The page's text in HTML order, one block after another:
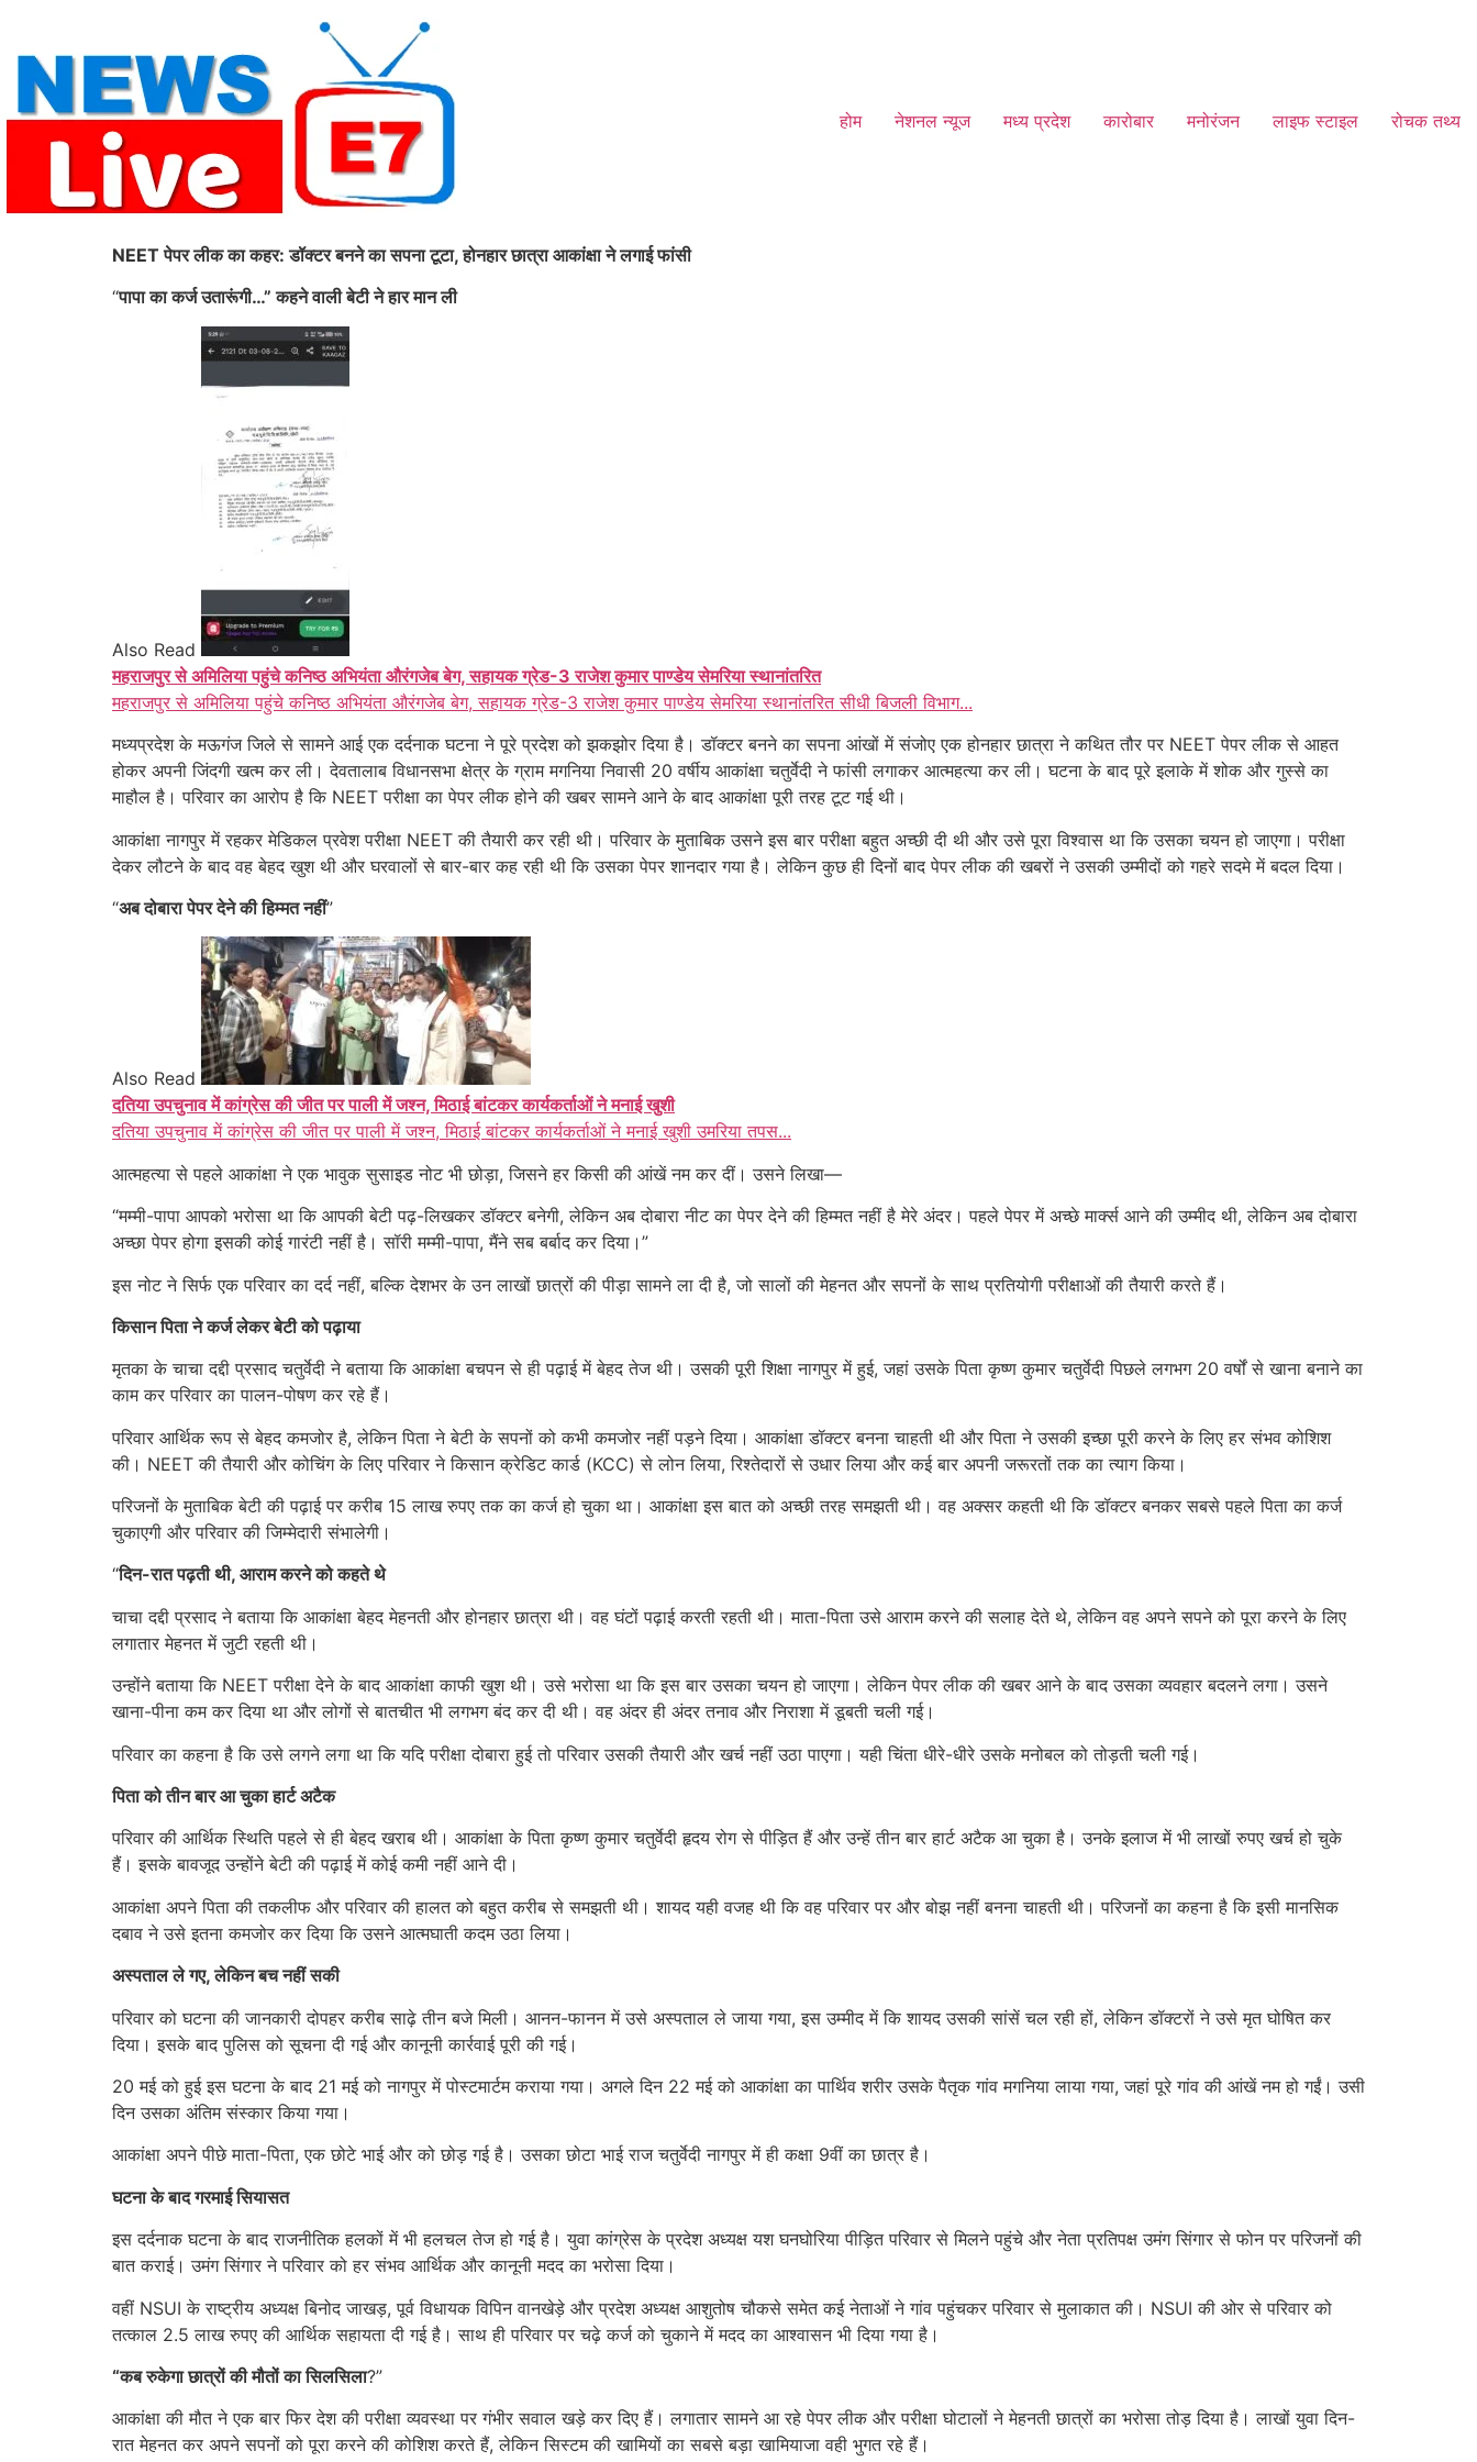
content
होम नेशनल न्यूज मध्य प्रदेश कारोबार मनोरंजन लाइफ स्टाइल रोचक तथ्य
NEET पेपर लीक का कहर: डॉक्टर बनने का सपना टूटा, होनहार छात्रा आकांक्षा ने लगाई फांसी
“पापा का कर्ज उतारूंगी…” कहने वाली बेटी ने हार मान ली
Also Read
महराजपुर से अमिलिया पहुंचे कनिष्ठ अभियंता औरंगजेब बेग, सहायक ग्रेड-3 राजेश कुमार पाण्डेय सेमरिया स्थानांतरित
महराजपुर से अमिलिया पहुंचे कनिष्ठ अभियंता औरंगजेब बेग, सहायक ग्रेड-3 राजेश कुमार पाण्डेय सेमरिया स्थानांतरित सीधी बिजली विभाग...
मध्यप्रदेश के मऊगंज जिले से सामने आई एक दर्दनाक घटना ने पूरे प्रदेश को झकझोर दिया है। डॉक्टर बनने का सपना आंखों में संजोए एक होनहार छात्रा ने कथित तौर पर NEET पेपर लीक से आहत
होकर अपनी जिंदगी खत्म कर ली। देवतालाब विधानसभा क्षेत्र के ग्राम मगनिया निवासी 20 वर्षीय आकांक्षा चतुर्वेदी ने फांसी लगाकर आत्महत्या कर ली। घटना के बाद पूरे इलाके में शोक और गुस्से का
माहौल है। परिवार का आरोप है कि NEET परीक्षा का पेपर लीक होने की खबर सामने आने के बाद आकांक्षा पूरी तरह टूट गई थी।
आकांक्षा नागपुर में रहकर मेडिकल प्रवेश परीक्षा NEET की तैयारी कर रही थी। परिवार के मुताबिक उसने इस बार परीक्षा बहुत अच्छी दी थी और उसे पूरा विश्वास था कि उसका चयन हो जाएगा। परीक्षा
देकर लौटने के बाद वह बेहद खुश थी और घरवालों से बार-बार कह रही थी कि उसका पेपर शानदार गया है। लेकिन कुछ ही दिनों बाद पेपर लीक की खबरों ने उसकी उम्मीदों को गहरे सदमे में बदल दिया।
“अब दोबारा पेपर देने की हिम्मत नहीं”
Also Read
दतिया उपचुनाव में कांग्रेस की जीत पर पाली में जश्न, मिठाई बांटकर कार्यकर्ताओं ने मनाई खुशी
दतिया उपचुनाव में कांग्रेस की जीत पर पाली में जश्न, मिठाई बांटकर कार्यकर्ताओं ने मनाई खुशी उमरिया तपस...
आत्महत्या से पहले आकांक्षा ने एक भावुक सुसाइड नोट भी छोड़ा, जिसने हर किसी की आंखें नम कर दीं। उसने लिखा—
“मम्मी-पापा आपको भरोसा था कि आपकी बेटी पढ़-लिखकर डॉक्टर बनेगी, लेकिन अब दोबारा नीट का पेपर देने की हिम्मत नहीं है मेरे अंदर। पहले पेपर में अच्छे मार्क्स आने की उम्मीद थी, लेकिन अब दोबारा
अच्छा पेपर होगा इसकी कोई गारंटी नहीं है। सॉरी मम्मी-पापा, मैंने सब बर्बाद कर दिया।”
इस नोट ने सिर्फ एक परिवार का दर्द नहीं, बल्कि देशभर के उन लाखों छात्रों की पीड़ा सामने ला दी है, जो सालों की मेहनत और सपनों के साथ प्रतियोगी परीक्षाओं की तैयारी करते हैं।
किसान पिता ने कर्ज लेकर बेटी को पढ़ाया
मृतका के चाचा दद्दी प्रसाद चतुर्वेदी ने बताया कि आकांक्षा बचपन से ही पढ़ाई में बेहद तेज थी। उसकी पूरी शिक्षा नागपुर में हुई, जहां उसके पिता कृष्ण कुमार चतुर्वेदी पिछले लगभग 20 वर्षों से खाना बनाने का
काम कर परिवार का पालन-पोषण कर रहे हैं।
परिवार आर्थिक रूप से बेहद कमजोर है, लेकिन पिता ने बेटी के सपनों को कभी कमजोर नहीं पड़ने दिया। आकांक्षा डॉक्टर बनना चाहती थी और पिता ने उसकी इच्छा पूरी करने के लिए हर संभव कोशिश
की। NEET की तैयारी और कोचिंग के लिए परिवार ने किसान क्रेडिट कार्ड (KCC) से लोन लिया, रिश्तेदारों से उधार लिया और कई बार अपनी जरूरतों तक का त्याग किया।
परिजनों के मुताबिक बेटी की पढ़ाई पर करीब 15 लाख रुपए तक का कर्ज हो चुका था। आकांक्षा इस बात को अच्छी तरह समझती थी। वह अक्सर कहती थी कि डॉक्टर बनकर सबसे पहले पिता का कर्ज
चुकाएगी और परिवार की जिम्मेदारी संभालेगी।
“दिन-रात पढ़ती थी, आराम करने को कहते थे
चाचा दद्दी प्रसाद ने बताया कि आकांक्षा बेहद मेहनती और होनहार छात्रा थी। वह घंटों पढ़ाई करती रहती थी। माता-पिता उसे आराम करने की सलाह देते थे, लेकिन वह अपने सपने को पूरा करने के लिए
लगातार मेहनत में जुटी रहती थी।
उन्होंने बताया कि NEET परीक्षा देने के बाद आकांक्षा काफी खुश थी। उसे भरोसा था कि इस बार उसका चयन हो जाएगा। लेकिन पेपर लीक की खबर आने के बाद उसका व्यवहार बदलने लगा। उसने
खाना-पीना कम कर दिया था और लोगों से बातचीत भी लगभग बंद कर दी थी। वह अंदर ही अंदर तनाव और निराशा में डूबती चली गई।
परिवार का कहना है कि उसे लगने लगा था कि यदि परीक्षा दोबारा हुई तो परिवार उसकी तैयारी और खर्च नहीं उठा पाएगा। यही चिंता धीरे-धीरे उसके मनोबल को तोड़ती चली गई।
पिता को तीन बार आ चुका हार्ट अटैक
परिवार की आर्थिक स्थिति पहले से ही बेहद खराब थी। आकांक्षा के पिता कृष्ण कुमार चतुर्वेदी हृदय रोग से पीड़ित हैं और उन्हें तीन बार हार्ट अटैक आ चुका है। उनके इलाज में भी लाखों रुपए खर्च हो चुके
हैं। इसके बावजूद उन्होंने बेटी की पढ़ाई में कोई कमी नहीं आने दी।
आकांक्षा अपने पिता की तकलीफ और परिवार की हालत को बहुत करीब से समझती थी। शायद यही वजह थी कि वह परिवार पर और बोझ नहीं बनना चाहती थी। परिजनों का कहना है कि इसी मानसिक
दबाव ने उसे इतना कमजोर कर दिया कि उसने आत्मघाती कदम उठा लिया।
अस्पताल ले गए, लेकिन बच नहीं सकी
परिवार को घटना की जानकारी दोपहर करीब साढ़े तीन बजे मिली। आनन-फानन में उसे अस्पताल ले जाया गया, इस उम्मीद में कि शायद उसकी सांसें चल रही हों, लेकिन डॉक्टरों ने उसे मृत घोषित कर
दिया। इसके बाद पुलिस को सूचना दी गई और कानूनी कार्रवाई पूरी की गई।
20 मई को हुई इस घटना के बाद 21 मई को नागपुर में पोस्टमार्टम कराया गया। अगले दिन 22 मई को आकांक्षा का पार्थिव शरीर उसके पैतृक गांव मगनिया लाया गया, जहां पूरे गांव की आंखें नम हो गईं। उसी
दिन उसका अंतिम संस्कार किया गया।
आकांक्षा अपने पीछे माता-पिता, एक छोटे भाई और को छोड़ गई है। उसका छोटा भाई राज चतुर्वेदी नागपुर में ही कक्षा 9वीं का छात्र है।
घटना के बाद गरमाई सियासत
इस दर्दनाक घटना के बाद राजनीतिक हलकों में भी हलचल तेज हो गई है। युवा कांग्रेस के प्रदेश अध्यक्ष यश घनघोरिया पीड़ित परिवार से मिलने पहुंचे और नेता प्रतिपक्ष उमंग सिंगार से फोन पर परिजनों की
बात कराई। उमंग सिंगार ने परिवार को हर संभव आर्थिक और कानूनी मदद का भरोसा दिया।
वहीं NSUI के राष्ट्रीय अध्यक्ष बिनोद जाखड़, पूर्व विधायक विपिन वानखेड़े और प्रदेश अध्यक्ष आशुतोष चौकसे समेत कई नेताओं ने गांव पहुंचकर परिवार से मुलाकात की। NSUI की ओर से परिवार को
तत्काल 2.5 लाख रुपए की आर्थिक सहायता दी गई है। साथ ही परिवार पर चढ़े कर्ज को चुकाने में मदद का आश्वासन भी दिया गया है।
“कब रुकेगा छात्रों की मौतों का सिलसिला?”
आकांक्षा की मौत ने एक बार फिर देश की परीक्षा व्यवस्था पर गंभीर सवाल खड़े कर दिए हैं। लगातार सामने आ रहे पेपर लीक और परीक्षा घोटालों ने मेहनती छात्रों का भरोसा तोड़ दिया है। लाखों युवा दिन-
रात मेहनत कर अपने सपनों को पूरा करने की कोशिश करते हैं, लेकिन सिस्टम की खामियों का सबसे बड़ा खामियाजा वही भुगत रहे हैं।